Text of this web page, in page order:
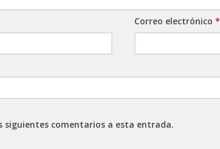
Correo electrónico*
siguientes comentarios a esta entrada.